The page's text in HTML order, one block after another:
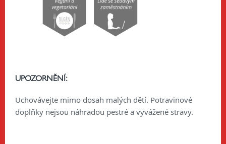
UPOZORNĚNÍ:
Uchovávejte mimo dosah malých dětí. Potravinové
doplňky nejsou náhradou pestré a vyvážené stravy.